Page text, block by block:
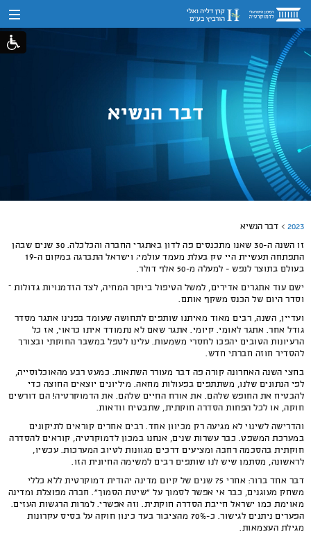
דבר הנשיא
2023
דבר הנשיא
זו השנה ה-30 שאנו מתכנסים פה לדון באתגרי החברה והכלכלה. 30 שנים שבהן
התפתחה תעשיית היי טק בעלת מעמד עולמי; וישראל התברגה במקום ה-19
בעולם בתוצר לנפש - למעלה מ-50 אלף דולר.
ישם עוד אתגרים אדירים, למשל הטיפול ביוקר המחיה, לצד הזדמנויות גדולות –
וסדר היום של הכנס משקף אותם.
ועדיין, השנה, רבים מאוד מאיתנו שותפים לתחושה שעומד בפנינו אתגר מסדר
גודל אחר. אתגר לאומי. קיומי. אתגר שאם לא נתמודד איתו כראוי, אז כל
הרעיונות הטובים יהפכו לחסרי משמעות. עלינו לטפל במשבר החוקתי ובצורך
להסדיר חוזה חברתי חדש.
בחצי השנה האחרונה קורה פה דבר מעורר השתאות. כמעט רבע מהאוכלוסייה,
לפי הנתונים שלנו, משתתפים בפעולות מחאה. מיליונים יוצאים החוצה כדי
להבטיח את החופש שלהם. את אורח החיים שלהם. את הדמוקרטיה! הם דורשים
חוקה, או לכל הפחות הסדרה חוקתית, שתבטיח וודאות.
והדרישה לשינוי לא מגיעה רק מכיוון אחד. רבים אחרים קוראים לתיקונים
במערכת המשפט. כבר עשרות שנים, אנחנו במכון לדמוקרטיה, קוראים להסדרה
חוקתית בהסכמה רחבה ומציעים דרכים מגוונות לטיוב המערכות. עכשיו,
לראשונה, מסתמן שיש לנו שותפים רבים למשימה החיונית הזו.
דבר אחד ברור: אחרי 75 שנים של קיום מדינה יהודית דמוקרטית ללא כללי
משחק מעוגנים, כבר אי אפשר לסמוך על "שיטת הסמוך". חברה מפוצלת ומדינה
מאוימת כמו ישראל חייבת הסדרה חוקתית. וזה אפשרי. למרות הרגשות העזים.
הפערים ניתנים לגישור. כ-70% מהציבור בעד כינון חוקה על בסיס עקרונות
מגילת העצמאות.